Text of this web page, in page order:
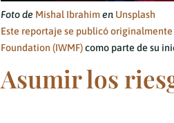
Foto de Mishal Ibrahimen Unsplash
Este reportaje se publicó originalmente
Foundation (IWMF)como parte de su
Asumir los